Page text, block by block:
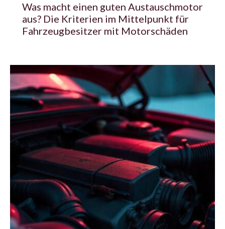
Was macht einen guten Austauschmotor
aus? Die Kriterien im Mittelpunkt für
Fahrzeugbesitzer mit Motorschäden